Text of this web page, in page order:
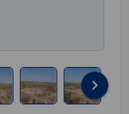
keyboard_arrow_right